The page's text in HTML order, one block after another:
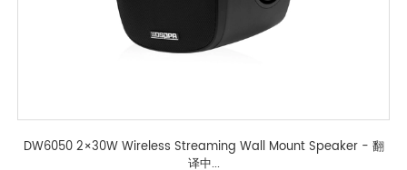
DW6050 2×30W Wireless Streaming Wall Mount Speaker - 翻
译中...